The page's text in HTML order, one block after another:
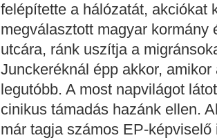
felépítette a hálózatát, akciókat
megválasztott magyar
utcára, ránk uszítja a
Junckeréknál épp akkor,
legutóbb. A most napvilágot
cinikus támadás hazánk ellen.
már tagja számos EP-